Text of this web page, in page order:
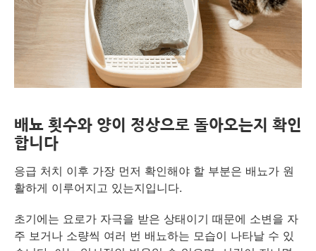
배뇨 횟수와 양이 정상으로 돌아오는지 확인
합니다
응급 처치 이후 가장 먼저 확인해야 할 부분은 배뇨가 원
활하게 이루어지고 있는지입니다.
초기에는 요로가 자극을 받은 상태이기 때문에 소변을 자
주 보거나 소량씩 여러 번 배뇨하는 모습이 나타날 수 있